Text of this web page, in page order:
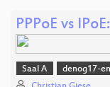
PPPoE vs
Saal A denog17-